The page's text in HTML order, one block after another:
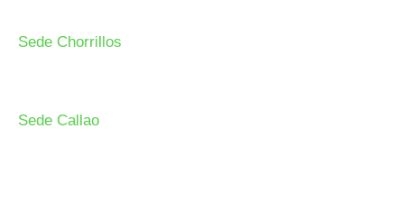
Sede Chorrillos
Sede Callao